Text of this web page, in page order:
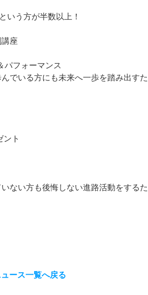
いう方が半数以上！
座
パフォーマンス
でいる方にも未来へ一歩を踏み出す
ト
ない方も後悔しない進路活動をする
ース一覧へ戻る